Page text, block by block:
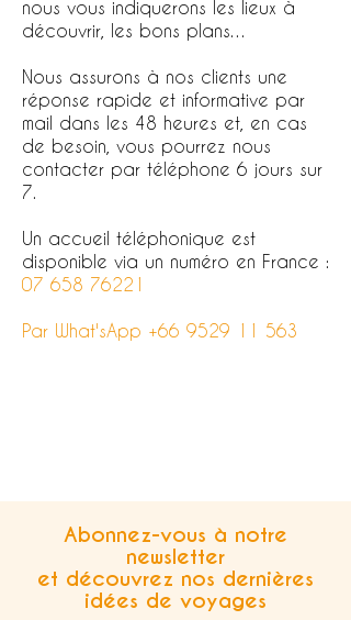
nous vous indiquerons les lieux à
découvrir, les bons plans…
Nous assurons à nos clients une
réponse rapide et informative par
mail dans les 48 heures et, en cas
de besoin, vous pourrez nous
contacter par téléphone 6 jours sur
7.
Un accueil téléphonique est
disponible via un numéro en France :
07 658 76221
Par What'sApp +66 9529 11 563
Abonnez-vous à notre
newsletter
et découvrez nos dernières
idées de voyages